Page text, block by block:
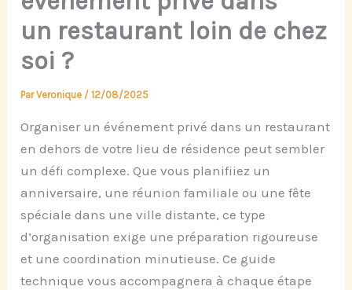
un restaurant loin de chez
soi ?
ParVeronique /12/08/2025
Organiser un événement privé dans un restaurant
en dehors de votre lieu de résidence peut sembler
un défi complexe. Que vous planifiiez un
anniversaire, une réunion familiale ou une fête
spéciale dans une ville distante, ce type
d’organisation exige une préparation rigoureuse
et une coordination minutieuse. Ce guide
technique vous accompagnera à chaque étape